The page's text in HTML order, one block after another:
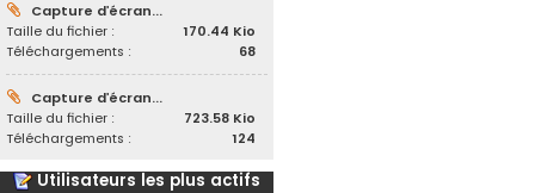
Capture d’écran...
Taille du fichier :
170.44 Kio
Téléchargements :
68
Capture d’écran...
Taille du fichier :
723.58 Kio
Téléchargements :
124
Utilisateurs les plus actifs